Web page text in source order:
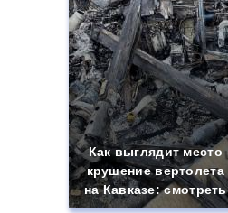
Как выглядит место
крушение вертолета
на Кавказе: смотреть